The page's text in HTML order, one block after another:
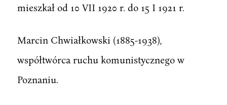
mieszkał od 10 VII 1920 r. do 15 I 1921 r.
Marcin Chwiałkowski (1885-1938),
współtwórca ruchu komunistycznego w
Poznaniu.